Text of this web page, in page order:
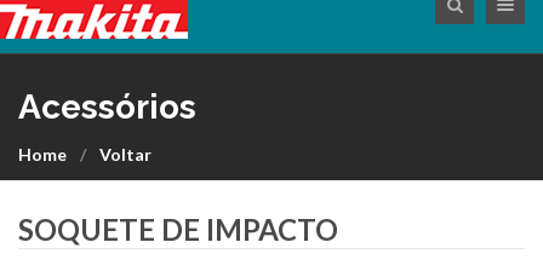
Acessórios
Home Voltar
SOQUETE DE IMPACTO